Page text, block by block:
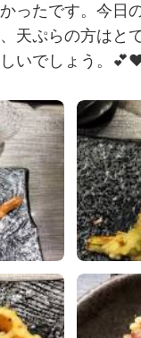
ったです。今日
天ぷらの方はと
いでしょう。